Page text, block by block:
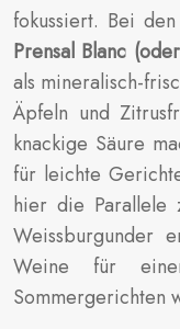
fokussiert. Bei
Prensal Blanc
als mineralisch-
Äpfeln und
knackige Säure
für leichte
hier die Parallele
Weissburgunder
Weine für
Sommergerichten